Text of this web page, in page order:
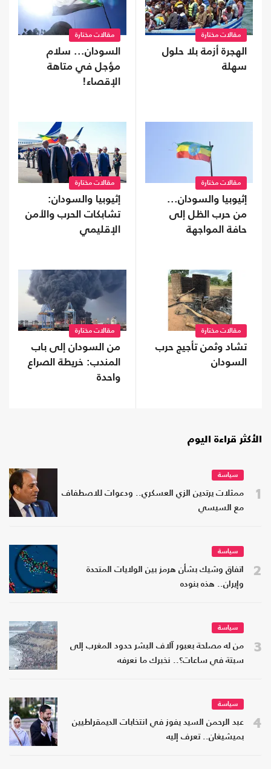
مقالات مختارة
الهجرة أزمة بلا حلول
سهلة
مقالات مختارة
السودان... سلام
مؤجل في متاهة
الإقصاء!
مقالات مختارة
إثيوبيا والسودان...
من حرب الظل إلى
حافة المواجهة
مقالات مختارة
إثيوبيا والسودان:
تشابكات الحرب والأمن
الإقليمي
مقالات مختارة
تشاد وثمن تأجيج حرب
السودان
مقالات مختارة
من السودان إلى باب
المندب: خريطة الصراع
واحدة
الأكثر قراءة اليوم
1
سياسة
ممثلات يرتدين الزي العسكري.. ودعوات للاصطفاف
مع السيسي
2
سياسة
اتفاق وشيك بشأن هرمز بين الولايات المتحدة
وإيران.. هذه بنوده
3
سياسة
من له مصلحة بعبور آلاف البشر حدود المغرب إلى
سبتة في ساعات؟.. نخبرك ما نعرفه
4
سياسة
عبد الرحمن السيد يفوز في انتخابات الديمقراطيين
بميشيغان.. تعرف إليه